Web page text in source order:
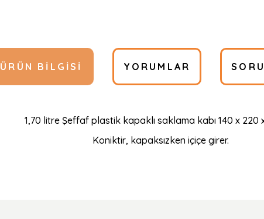
ÜRÜN BILGISI YORUMLAR
1,70 litre Şeffaf plastik kapaklı saklama kabı 140 x 220
Koniktir, kapaksızken içiçe girer.